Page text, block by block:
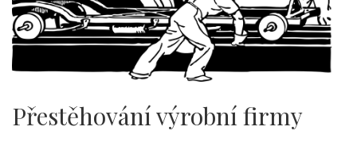
Přestěhování výrobní firmy